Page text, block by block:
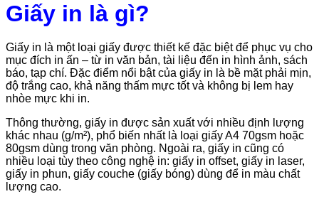
Giấy in là gì?
Giấy in là một loại giấy được thiết kế đặc biệt để phục vụ cho
mục đích in ấn – từ in văn bản, tài liệu đến in hình ảnh, sách
báo, tạp chí. Đặc điểm nổi bật của giấy in là bề mặt phải mịn,
độ trắng cao, khả năng thấm mực tốt và không bị lem hay
nhòe mực khi in.
Thông thường, giấy in được sản xuất với nhiều định lượng
khác nhau (g/m²), phổ biến nhất là loại giấy A4 70gsm hoặc
80gsm dùng trong văn phòng. Ngoài ra, giấy in cũng có
nhiều loại tùy theo công nghệ in: giấy in offset, giấy in laser,
giấy in phun, giấy couche (giấy bóng) dùng để in màu chất
lượng cao.